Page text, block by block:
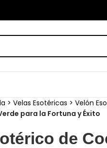
> Velas Esotéricas > Velón
para la Fortuna y Éxito
de